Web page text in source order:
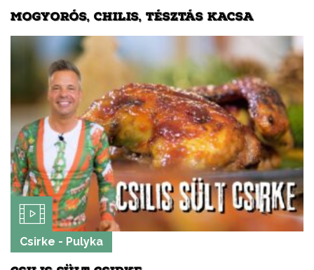
MOGYORÓS, CHILIS, TÉSZTÁS KACSA
Csirke - Pulyka